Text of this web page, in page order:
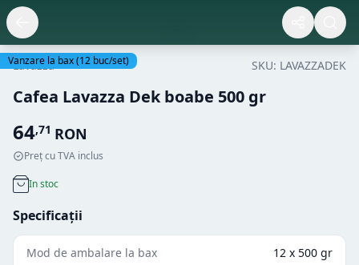
Vanzare la bax(12 buc/set)
Lavazza SKU: LAVAZZADEK
Cafea Lavazza Dek boabe 500 gr
64,71 RON
Preț cu TVA inclus
In stoc
Specificații
Mod de ambalare la bax 12 x 500 gr